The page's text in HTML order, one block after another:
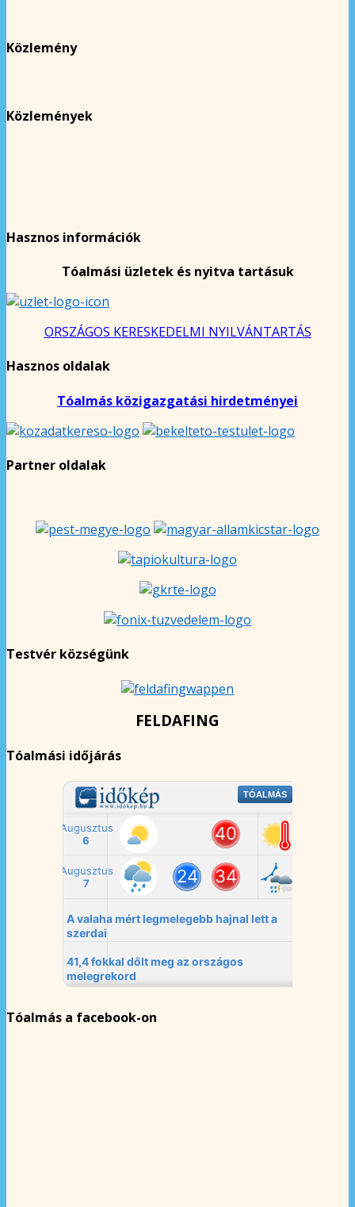
Közlemény
Közlemények
Hasznos információk
Tóalmási üzletek és nyitva tartásuk
ORSZÁGOS KERESKEDELMI NYILVÁNTARTÁS
Hasznos oldalak
Tóalmás közigazgatási hirdetményei
Partner oldalak
Testvér községünk
FELDAFING
Tóalmási időjárás
Tóalmás a facebook-on